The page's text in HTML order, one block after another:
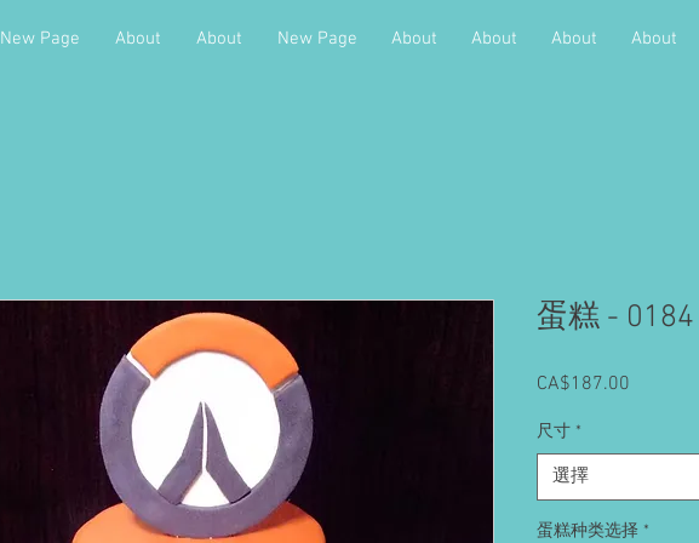
New Page About About New Page About About About About
蛋糕 - 0184
CA$187.00
尺寸 *
選擇
蛋糕种类选择 *